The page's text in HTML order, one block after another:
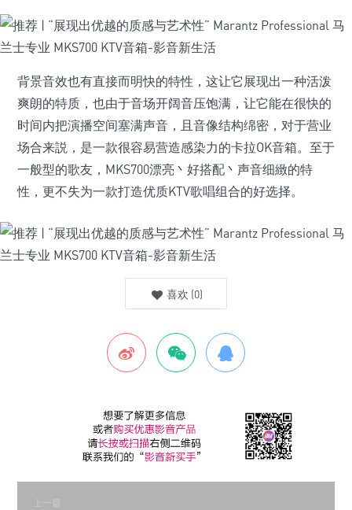
背景音效也有直接而明快的特性，这让它展现出一种活泼
爽朗的特质，也由于音场开阔音压饱满，让它能在很快的
时间内把演播空间塞满声音，且音像结构绵密，对于营业
场合来説，是一款很容易营造感染力的卡拉OK音箱。至于
一般型的歌友，MKS700漂亮丶好搭配丶声音细緻的特
性，更不失为一款打造优质KTV歌唱组合的好选择。
喜欢 (0)
上一篇